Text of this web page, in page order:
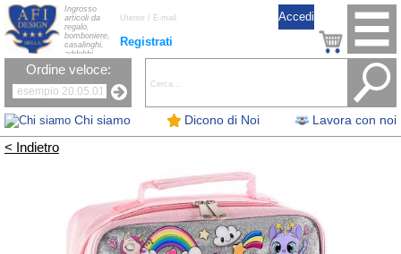
Chi siamo Dicono di Noi Lavora con noi
Registrati
Ingrosso
articoli da
regalo,
bomboniere,
casalinghi,
addobbi
natalizi, nastri,
oggettistica,
la tavola, fiori
artificiali e
candele.
Ordine veloce:
< Indietro